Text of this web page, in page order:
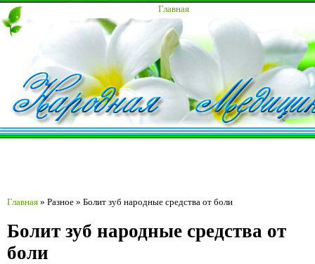
Главная
Главная » Разное » Болит зуб народные средства от боли
Болит зуб народные средства от
боли